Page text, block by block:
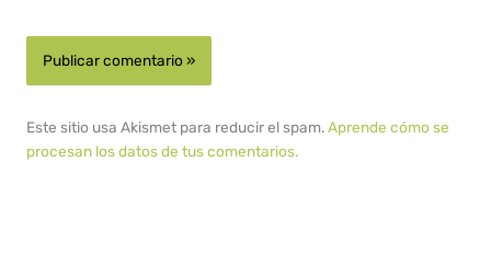
Este sitio usa Akismet para reducir el spam.Aprende cómo se
procesan los datos de tus comentarios.